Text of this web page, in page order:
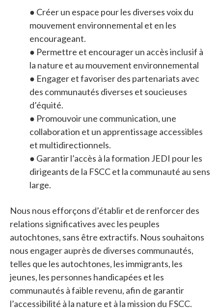
● Créer un espace pour les diverses voix du
mouvement environnemental et en les
encourageant.
● Permettre et encourager un accès inclusif à
la nature et au mouvement environnemental
● Engager et favoriser des partenariats avec
des communautés diverses et soucieuses
d’équité.
● Promouvoir une communication, une
collaboration et un apprentissage accessibles
et multidirectionnels.
● Garantir l’accès à la formation JEDI pour les
dirigeants de la FSCC et la communauté au sens
large.
Nous nous efforçons d’établir et de renforcer des
relations significatives avec les peuples
autochtones, sans être extractifs. Nous souhaitons
nous engager auprès de diverses communautés,
telles que les autochtones, les immigrants, les
jeunes, les personnes handicapées et les
communautés àfaible revenu, afin de garantir
l’accessibilité à la nature et à la mission du FSCC.